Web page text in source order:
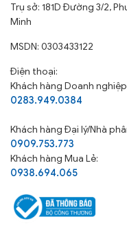
Trụ sở: 181D Đường 3/2,
Minh
MSDN: 0303433122
Điện thoại:
Khách hàng Doanh
0283.949.0384
Khách hàngĐại lý/Nhà
0909.753.773
Khách hàng Mua Lẻ:
0938.694.065